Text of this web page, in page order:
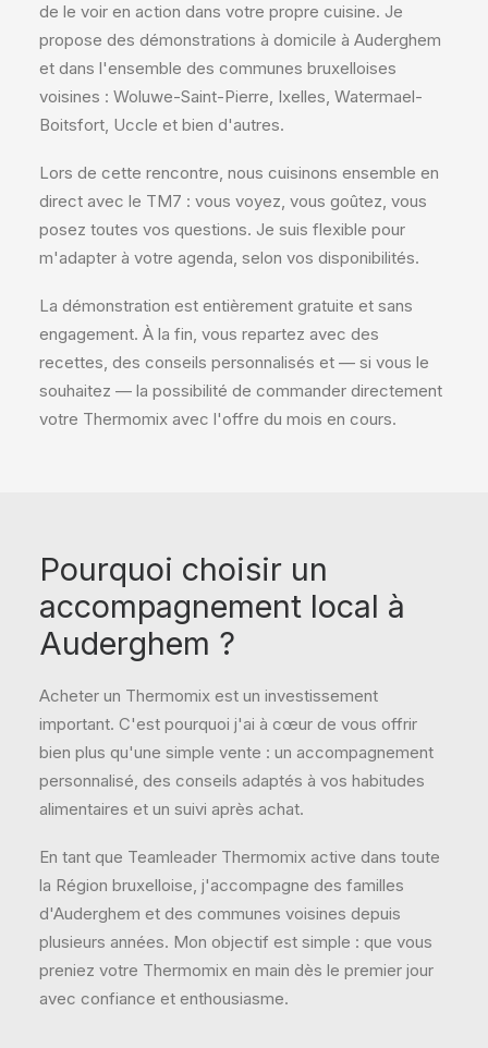
de le voir en action dans votre propre cuisine. Je
propose des démonstrations à domicile à Auderghem
et dans l'ensemble des communes bruxelloises
voisines : Woluwe-Saint-Pierre, Ixelles, Watermael-
Boitsfort, Uccle et bien d'autres.
Lors de cette rencontre, nous cuisinons ensemble en
direct avec le TM7 : vous voyez, vous goûtez, vous
posez toutes vos questions. Je suis flexible pour
m'adapter à votre agenda, selon vos disponibilités.
La démonstration est entièrement gratuite et sans
engagement. À la fin, vous repartez avec des
recettes, des conseils personnalisés et — si vous le
souhaitez — la possibilité de commander directement
votre Thermomix avec l'offre du mois en cours.
Pourquoi choisir un
accompagnement local à
Auderghem ?
Acheter un Thermomix est un investissement
important. C'est pourquoi j'ai à cœur de vous offrir
bien plus qu'une simple vente : un accompagnement
personnalisé, des conseils adaptés à vos habitudes
alimentaires et un suivi après achat.
En tant que Teamleader Thermomix active dans toute
la Région bruxelloise, j'accompagne des familles
d'Auderghem et des communes voisines depuis
plusieurs années. Mon objectif est simple : que vous
preniez votre Thermomix en main dès le premier jour
avec confiance et enthousiasme.